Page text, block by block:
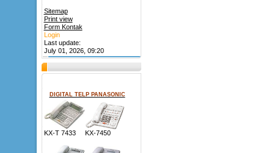
Sitemap
Print view
Form Kontak
Login
Last update:
July 01, 2026, 09:20
DIGITAL TELP PANASONIC
KX-T 7433 KX-7450